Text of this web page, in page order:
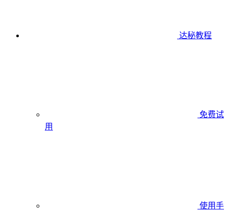
达秘教程
免费试
用
使用手